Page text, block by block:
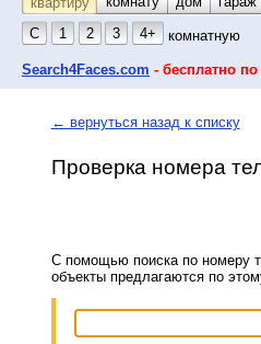
С
1 2 3 4+ комнатную
Search4Faces.com - бесплатно
← вернуться назад к списку
Проверка номера
С помощью поиска по номеру
объекты предлагаются по